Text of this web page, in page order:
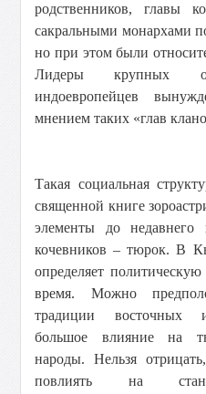
родственников, главы
сакральными монархами
но при этом были
Лидеры крупных
индоевропейцев
мнением таких «глав
Такая социальная
священной книге
элементы до недавнего
кочевников – тюрок. В
определяет
время. Можно
традиции восточных
большое влияние на
народы. Нельзя
повлиять на